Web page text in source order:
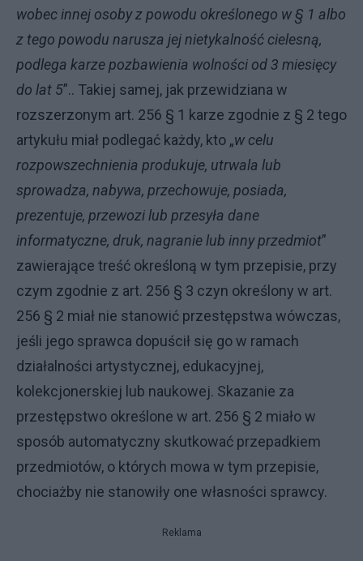
wobec innej osoby z powodu określonego w § 1 albo
z tego powodu narusza jej nietykalność cielesną,
podlega karze pozbawienia wolności od 3 miesięcy
do lat 5”.. Takiej samej, jak przewidziana w
rozszerzonym art. 256 § 1 karze zgodnie z § 2 tego
artykułu miał podlegać każdy, kto „w celu
rozpowszechnienia produkuje, utrwala lub
sprowadza, nabywa, przechowuje, posiada,
prezentuje, przewozi lub przesyła dane
informatyczne, druk, nagranie lub inny przedmiot”
zawierające treść określoną w tym przepisie, przy
czym zgodnie z art. 256 § 3 czyn określony w art.
256 § 2 miał nie stanowić przestępstwa wówczas,
jeśli jego sprawca dopuścił się go w ramach
działalności artystycznej, edukacyjnej,
kolekcjonerskiej lub naukowej. Skazanie za
przestępstwo określone w art. 256 § 2 miało w
sposób automatyczny skutkować przepadkiem
przedmiotów, o których mowa w tym przepisie,
chociażby nie stanowiły one własności sprawcy.
Reklama